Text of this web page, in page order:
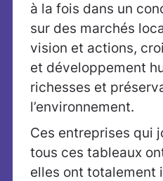
à la fois dans un
sur des marchés
vision et actions,
et développement
richesses et
l’environnement.
Ces entreprises qui
tous ces tableaux
elles ont totalement